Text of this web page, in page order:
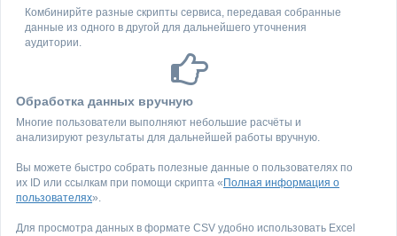
Комбинирйте разные скрипты сервиса, передавая собранные
данные из одного в другой для дальнейшего уточнения
аудитории.
Обработка данных вручную
Многие пользователи выполняют небольшие расчёты и
анализируют результаты для дальнейшей работы вручную.
Вы можете быстро собрать полезные данные о пользователях по
их ID или ссылкам при помощи скрипта « Полная информация о
пользователях».
Для просмотра данных в формате CSV удобно использовать Excel